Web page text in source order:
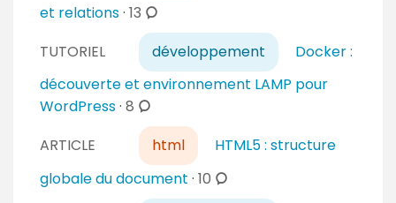
s
e
n
t
a
r
et relations· 13 c
o
m
m
e
a
i
TUTORIEL développement
Docker :
découverte et environnement LAMP pour
WordPress· 8 c
o
m
ARTICLE html
HTML5 : structure
globale du document · 10 c